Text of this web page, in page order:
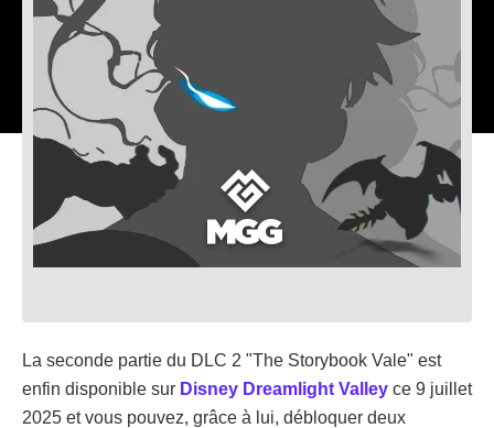
La seconde partie du DLC 2 "The Storybook Vale" est
enfin disponible sur Disney Dreamlight Valley ce 9 juillet
2025 et vous pouvez, grâce à lui, débloquer deux